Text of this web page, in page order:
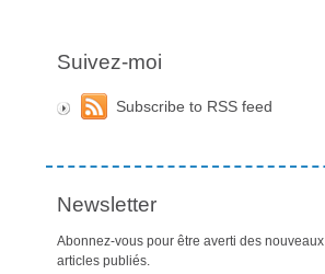
Suivez-moi
Subscribe to RSS feed
Newsletter
Abonnez-vous pour être averti des nouveaux
articles publiés.